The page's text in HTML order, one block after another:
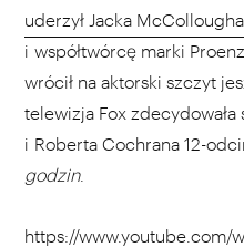
uderzył Jacka McCollougha
i współtwórcę marki
wrócił na aktorski szczyt
telewizja Fox
i Roberta Cochrana 12-
godzin.
https://www.youtube.com/